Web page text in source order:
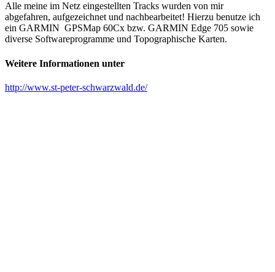
Alle meine im Netz eingestellten Tracks wurden von mir
abgefahren, aufgezeichnet und nachbearbeitet! Hierzu benutze ich
ein GARMIN GPSMap 60Cx bzw. GARMIN Edge 705 sowie
diverse Softwareprogramme und Topographische Karten.
Weitere Informationen unter
http://www.st-peter-schwarzwald.de/